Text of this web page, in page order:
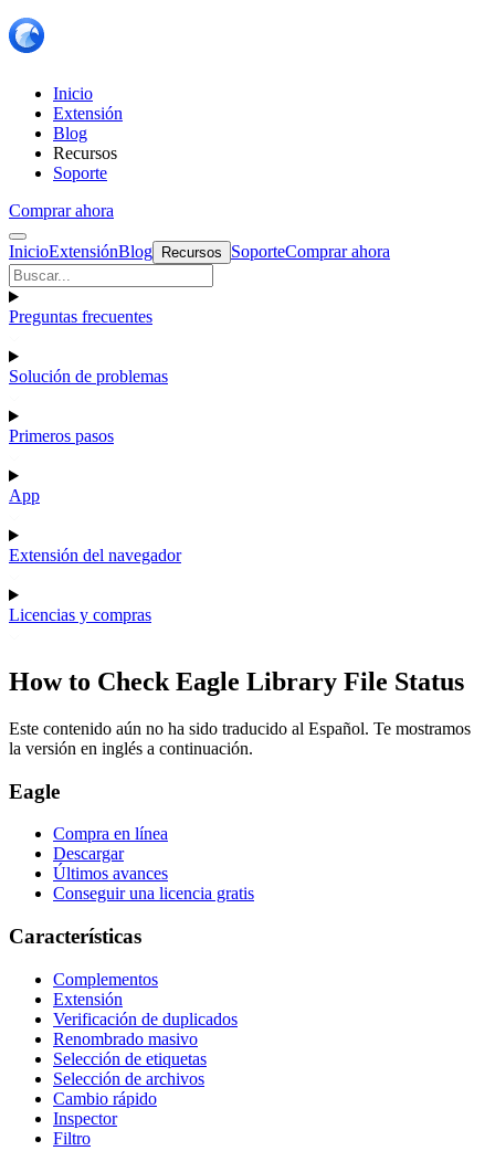
Inicio
Extensión
Blog
Recursos
Soporte
Comprar ahora
InicioExtensiónBlog Recursos SoporteComprar ahora
Preguntas frecuentes
Solución de problemas
Primeros pasos
App
Extensión del navegador
Licencias y compras
How to Check Eagle Library File Status
Este contenido aún no ha sido traducido al Español. Te mostramos
la versión en inglés a continuación.
Eagle
Compra en línea
Descargar
Últimos avances
Conseguir una licencia gratis
Características
Complementos
Extensión
Verificación de duplicados
Renombrado masivo
Selección de etiquetas
Selección de archivos
Cambio rápido
Inspector
Filtro